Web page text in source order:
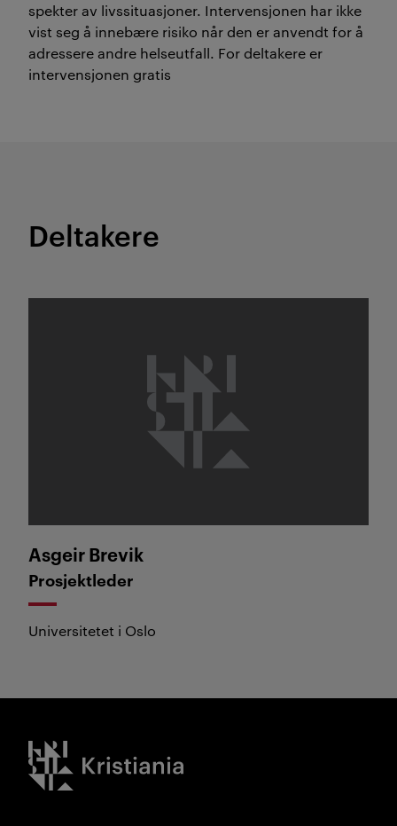
spekter av livssituasjoner. Intervensjonen har ikke
vist seg å innebære risiko når den er anvendt for å
adressere andre helseutfall. For deltakere er
intervensjonen gratis
Deltakere
Asgeir Brevik
Prosjektleder
Universitetet i Oslo
Kristiania logo